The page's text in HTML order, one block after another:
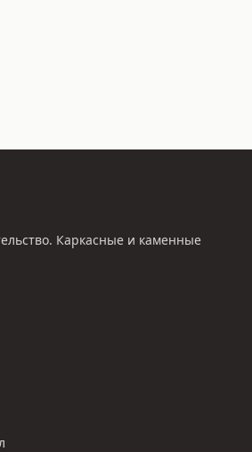
Каркасные и каменные